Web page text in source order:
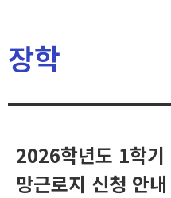
장학
2026학년도 1학기
망근로지 신청 안내